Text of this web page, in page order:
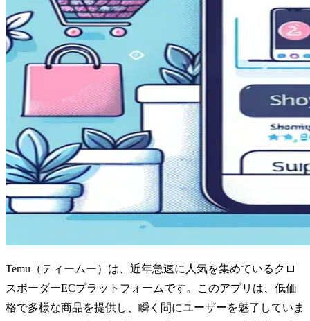
Temu（ティームー）は、近年急速に人気を集めているクロ
スボーダーECプラットフォームです。このアプリは、低価
格で多様な商品を提供し、瞬く間にユーザーを魅了していま